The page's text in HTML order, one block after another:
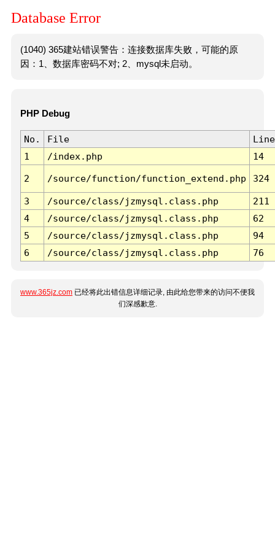
Database Error
(1040) 365建站错误警告：连接数据库失败，可能的原
因：1、数据库密码不对; 2、mysql未启动。
PHP Debug
No. File
Line
1
/index.php 14
2 /source/function/function_extend.php 324
3 /source/class/jzmysql.class.php
211
4
/source/class/jzmysql.class.php
62
5
/source/class/jzmysql.class.php
94
6
/source/class/jzmysql.class.php 76
www.365jz.com 已经将此出错信息详细记录, 由此给您带来的访问不便我
们深感歉意.